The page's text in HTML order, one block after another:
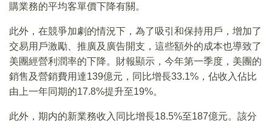
購業務的平均客單價下降有關。
此外，在競爭加劇的情況下，為了吸引和保持用戶，增加了
交易用戶激勵、推廣及廣告開支，這些額外的成本也導致了
美團經營利潤率的下降。財報顯示，今年第一季度，美團的
銷售及營銷費用達139億元，同比增長33.1%，佔收入佔比
由上一年同期的17.8%提升至19%。
此外，期内的新業務收入同比增長18.5%至187億元。該分